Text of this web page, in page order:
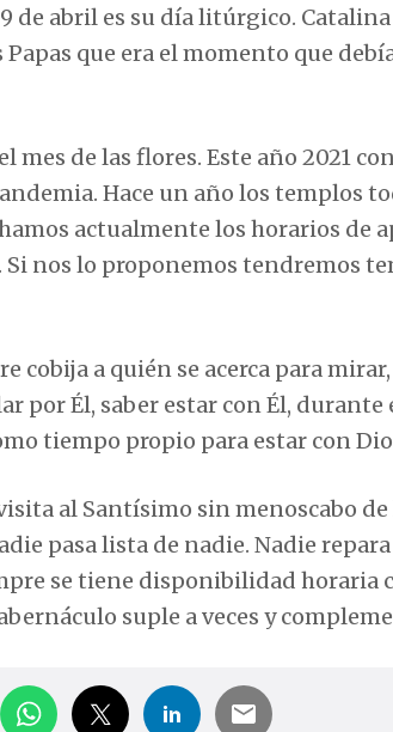
de abril es su día litúrgico.
que era el momento que
mes de las flores. Este año 2021
Hace un año los templos
actualmente los horarios de
nos lo proponemos tendremos
cobija a quién se acerca para
por Él, saber estar con Él,
tiempo propio para estar con
al Santísimo sin menoscabo
pasa lista de nadie. Nadie
se tiene disponibilidad horaria
suple a veces y